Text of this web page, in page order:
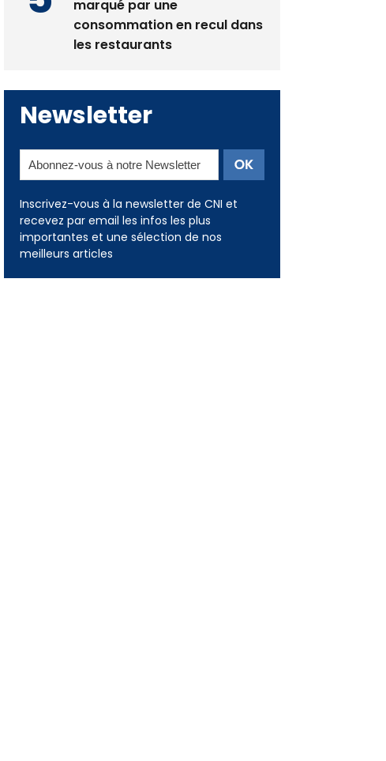
En Corse, un début de saison
marqué par une
Newsletter
Inscrivez-vous à la newsletter de CNI et
recevez par email les infos les plus